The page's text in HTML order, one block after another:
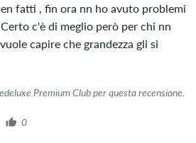
fatti , fin ora nn ho avuto problemi
c'è di meglio però per chi nn
capire che grandezza gli si
Premium Club per questa recensione.
0